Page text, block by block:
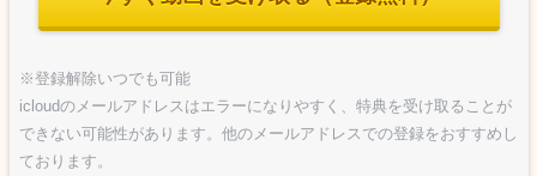
※登録解除いつでも可能
icloudのメールアドレスはエラーになりやすく、特典を受け取ることが
できない可能性があります。他のメールアドレスでの登録をおすすめし
ております。